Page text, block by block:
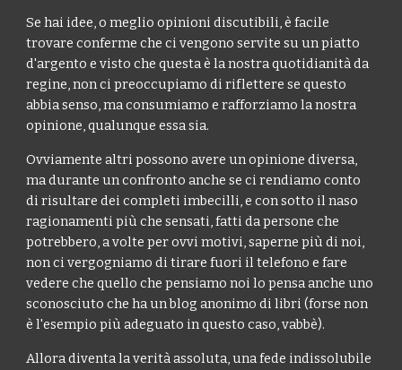
Se hai idee, o meglio opinioni discutibili, è facile
trovare conferme che ci vengono servite su un piatto
d'argento e visto che questa è la nostra quotidianità da
regine, non ci preoccupiamo di riflettere se questo
abbia senso, ma consumiamo e rafforziamo la nostra
opinione, qualunque essa sia.
Ovviamente altri possono avere un opinione diversa,
ma durante un confronto anche se ci rendiamo conto
di risultare dei completi imbecilli, e con sotto il naso
ragionamenti più che sensati, fatti da persone che
potrebbero, a volte per ovvi motivi, saperne più di noi,
non ci vergogniamo di tirare fuori il telefono e fare
vedere che quello che pensiamo noi lo pensa anche uno
sconosciuto che ha un blog anonimo di libri (forse non
è l'esempio più adeguato in questo caso, vabbè).
Allora diventa la verità assoluta, una fede indissolubile